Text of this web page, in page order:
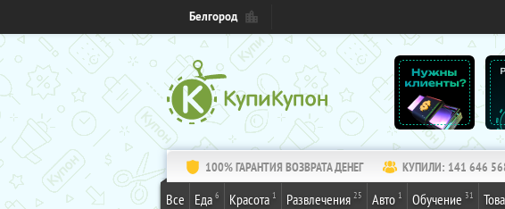
Белгород
100% ГАРАНТИЯ ВОЗВРАТА ДЕНЕГ КУПИЛИ: 141 646
Все Еда 6 Красота 1 Развлечения 25 Авто 1 Обучение 31